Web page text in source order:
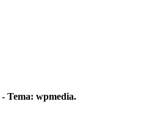
- Tema: wpmedia.